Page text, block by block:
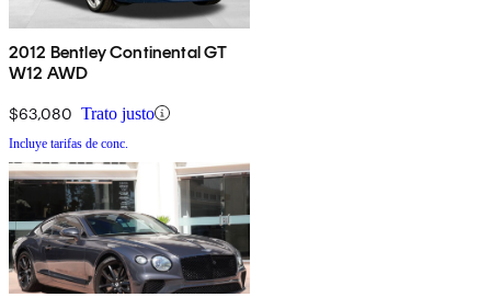
2012 Bentley Continental GT
W12 AWD
$63,080 Trato justo
Incluye tarifas de conc.